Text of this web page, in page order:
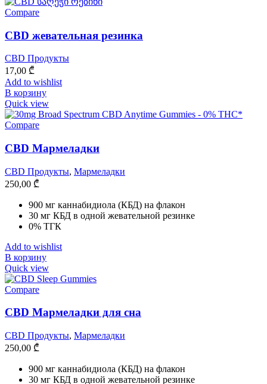
Compare
CBD жевательная резинка
CBD Продукты
17,00 ₾
Add to wishlist
В корзину
Quick view
Compare
CBD Мармеладки
CBD Продукты, Мармеладки
250,00 ₾
900 мг каннабидиола (КБД) на флакон
30 мг КБД в одной жевательной резинке
0% ТГК
Add to wishlist
В корзину
Quick view
Compare
CBD Мармеладки для сна
CBD Продукты, Мармеладки
250,00 ₾
900 мг каннабидиола (КБД) на флакон
30 мг КБД в одной жевательной резинке